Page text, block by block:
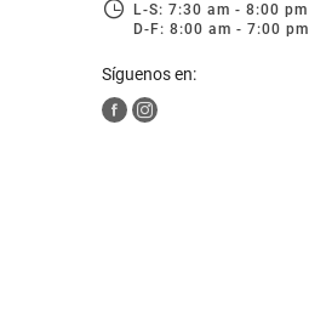
L-S: 7:30 am - 8:00 pm
D-F: 8:00 am - 7:00 pm
Síguenos en: